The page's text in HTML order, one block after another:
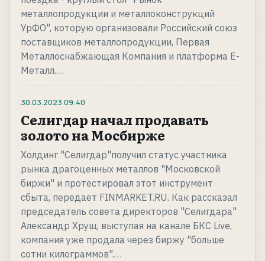
металлопродукции и металлоконструкций
УрФО", которую организовали Российский союз
поставщиков металлопродукции, Первая
Металлоснабжающая Компания и платформа Е-
Металл.…
30.03.2023 09:40
Селигдар начал продавать
золото на Мосбирже
Холдинг "Селигдар"получил статус участника
рынка драгоценных металлов "Московской
биржи" и протестировал этот инструмент
сбыта, передает FINMARKET.RU. Как рассказал
председатель совета директоров "Селигдара"
Александр Хрущ, выступая на канале БКС Live,
компания уже продала через биржу "больше
сотни килограммов".…